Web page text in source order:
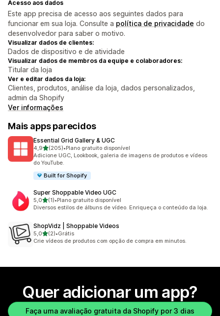
Acesso aos dados
Este app precisa de acesso aos seguintes dados para
funcionar em sua loja. Consulte a política de privacidade do
desenvolvedor para saber o motivo.
Visualizar dados de clientes:
Dados de dispositivo e de atividade
Visualizar dados de membros da equipe e colaboradores:
Titular da loja
Ver e editar dados da loja:
Clientes, produtos, análise da loja, dados personalizados,
admin da Shopify
Ver informações
Mais apps parecidos
Essential Grid Gallery & UGC
4,9de 5 estrelas
(205)
205 avaliações ao todo
•Plano gratuito disponível
Adicione UGC, Lookbook, galeria de imagens de produtos e vídeos
do YouTube.
Built for Shopify
Super Shoppable Video UGC
5,0de 5 estrelas
(1)
1 avaliações ao todo
•Plano gratuito disponível
Diversos estilos de álbuns de vídeo. Enriqueça o conteúdo da loja.
ShopVidz | Shoppable Videos
5,0de 5 estrelas
(2)
2 avaliações ao todo
•Grátis
Crie vídeos de produtos com opção de compra em minutos.
Quer adicionar um app?
Faça uma avaliação gratuita da Shopify por 3 dias